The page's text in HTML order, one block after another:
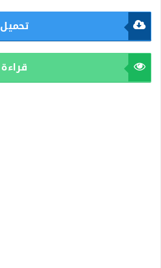
تحميل
قراءة